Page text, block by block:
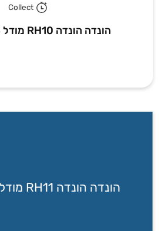
Collect
הונדה הונדה RH10 מודל 2024 2024
הונדה הונדה RH11 מודל 2022 2022